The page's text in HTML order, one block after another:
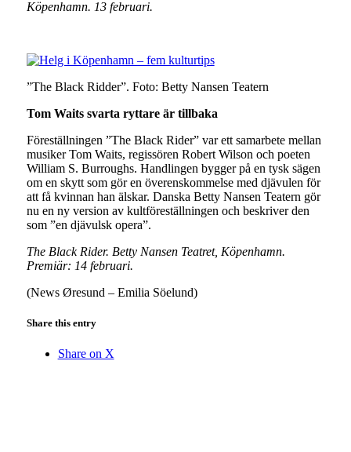
Köpenhamn. 13 februari.
”The Black Ridder”. Foto: Betty Nansen Teatern
Tom Waits svarta ryttare är tillbaka
Föreställningen ”The Black Rider” var ett samarbete mellan
musiker Tom Waits, regissören Robert Wilson och poeten
William S. Burroughs. Handlingen bygger på en tysk sägen
om en skytt som gör en överenskommelse med djävulen för
att få kvinnan han älskar. Danska Betty Nansen Teatern gör
nu en ny version av kultföreställningen och beskriver den
som ”en djävulsk opera”.
The Black Rider. Betty Nansen Teatret, Köpenhamn.
Premiär: 14 februari.
(News Øresund – Emilia Söelund)
Share this entry
Share on X